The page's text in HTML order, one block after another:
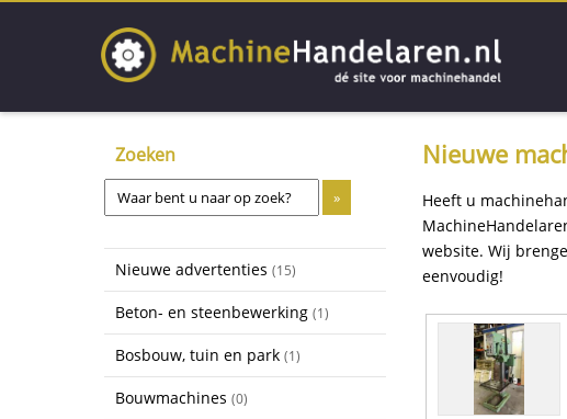
Zoeken
Nieuwe advertenties (15)
Beton- en steenbewerking (1)
Bosbouw, tuin en park (1)
Bouwmachines (0)
Nieuwe
Heeft u
website. Wij
eenvoudig!